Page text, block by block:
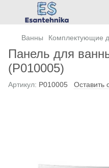
Ванны Комплектующие
Панель для
(P010005)
Артикул: P010005 Оставить